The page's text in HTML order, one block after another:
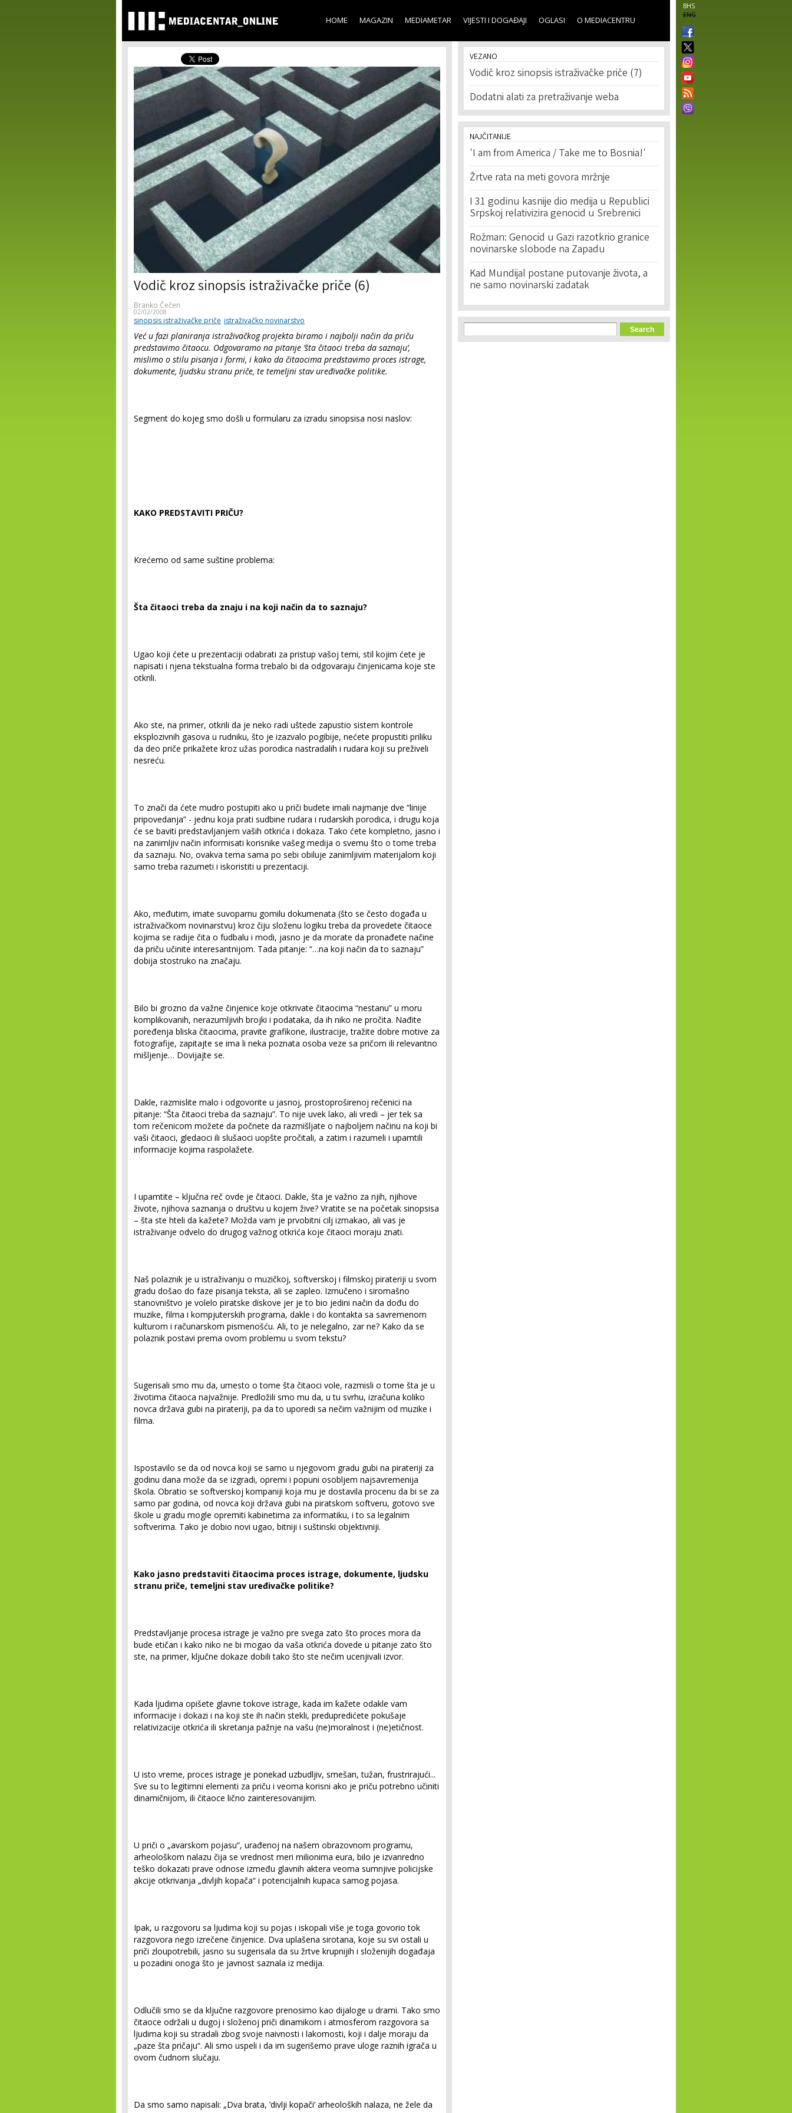
main
content
BHS
ENG
HOME MAGAZIN MEDIAMETAR VIJESTI I DOGAĐAJI OGLASI O MEDIACENTRU
Vodič kroz sinopsis istraživačke priče (6)
Branko Čečen
02/02/2008
sinopsis istraživačke priče istraživačko novinarstvo
Već u fazi planiranja istraživačkog projekta biramo i najbolji način da priču
predstavimo čitaocu. Odgovaramo na pitanje ’šta čitaoci treba da saznaju’,
mislimo o stilu pisanja i formi, i kako da čitaocima predstavimo proces istrage,
dokumente, ljudsku stranu priče, te temeljni stav uređivačke politike.
Segment do kojeg smo došli u formularu za izradu sinopsisa nosi naslov:
KAKO PREDSTAVITI PRIČU?
Krećemo od same suštine problema:
Šta čitaoci treba da znaju i na koji način da to saznaju?
Ugao koji ćete u prezentaciji odabrati za pristup vašoj temi, stil kojim ćete je
napisati i njena tekstualna forma trebalo bi da odgovaraju činjenicama koje ste
otkrili.
Ako ste, na primer, otkrili da je neko radi uštede zapustio sistem kontrole
eksplozivnih gasova u rudniku, što je izazvalo pogibije, nećete propustiti priliku
da deo priče prikažete kroz užas porodica nastradalih i rudara koji su preživeli
nesreću.
To znači da ćete mudro postupiti ako u priči budete imali najmanje dve “linije
pripovedanja” - jednu koja prati sudbine rudara i rudarskih porodica, i drugu koja
će se baviti predstavljanjem vaših otkrića i dokaza. Tako ćete kompletno, jasno i
na zanimljiv način informisati korisnike vašeg medija o svemu što o tome treba
da saznaju. No, ovakva tema sama po sebi obiluje zanimljivim materijalom koji
samo treba razumeti i iskoristiti u prezentaciji.
Ako, međutim, imate suvoparnu gomilu dokumenata (što se često događa u
istraživačkom novinarstvu) kroz čiju složenu logiku treba da provedete čitaoce
kojima se radije čita o fudbalu i modi, jasno je da morate da pronađete načine
da priču učinite interesantnijom. Tada pitanje: “…na koji način da to saznaju”
dobija stostruko na značaju.
Bilo bi grozno da važne činjenice koje otkrivate čitaocima “nestanu” u moru
komplikovanih, nerazumljivih brojki i podataka, da ih niko ne pročita. Nađite
poređenja bliska čitaocima, pravite grafikone, ilustracije, tražite dobre motive za
fotografije, zapitajte se ima li neka poznata osoba veze sa pričom ili relevantno
mišljenje… Dovijajte se.
Dakle, razmislite malo i odgovorite u jasnoj, prostoproširenoj rečenici na
pitanje: “Šta čitaoci treba da saznaju”. To nije uvek lako, ali vredi – jer tek sa
tom rečenicom možete da počnete da razmišljate o najboljem načinu na koji bi
vaši čitaoci, gledaoci ili slušaoci uopšte pročitali, a zatim i razumeli i upamtili
informacije kojima raspolažete.
I upamtite – ključna reč ovde je čitaoci. Dakle, šta je važno za njih, njihove
živote, njihova saznanja o društvu u kojem žive? Vratite se na početak sinopsisa
– šta ste hteli da kažete? Možda vam je prvobitni cilj izmakao, ali vas je
istraživanje odvelo do drugog važnog otkrića koje čitaoci moraju znati.
Naš polaznik je u istraživanju o muzičkoj, softverskoj i filmskoj pirateriji u svom
gradu došao do faze pisanja teksta, ali se zapleo. Izmučeno i siromašno
stanovništvo je volelo piratske diskove jer je to bio jedini način da dođu do
muzike, filma i kompjuterskih programa, dakle i do kontakta sa savremenom
kulturom i računarskom pismenošću. Ali, to je nelegalno, zar ne? Kako da se
polaznik postavi prema ovom problemu u svom tekstu?
Sugerisali smo mu da, umesto o tome šta čitaoci vole, razmisli o tome šta je u
životima čitaoca najvažnije. Predložili smo mu da, u tu svrhu, izračuna koliko
novca država gubi na pirateriji, pa da to uporedi sa nečim važnijim od muzike i
filma.
Ispostavilo se da od novca koji se samo u njegovom gradu gubi na pirateriji za
godinu dana može da se izgradi, opremi i popuni osobljem najsavremenija
škola. Obratio se softverskoj kompaniji koja mu je dostavila procenu da bi se za
samo par godina, od novca koji država gubi na piratskom softveru, gotovo sve
škole u gradu mogle opremiti kabinetima za informatiku, i to sa legalnim
softverima. Tako je dobio novi ugao, bitniji i suštinski objektivniji.
Kako jasno predstaviti čitaocima proces istrage, dokumente, ljudsku
stranu priče, temeljni stav uređivačke politike?
Predstavljanje procesa istrage je važno pre svega zato što proces mora da
bude etičan i kako niko ne bi mogao da vaša otkrića dovede u pitanje zato što
ste, na primer, ključne dokaze dobili tako što ste nečim ucenjivali izvor.
Kada ljudima opišete glavne tokove istrage, kada im kažete odakle vam
informacije i dokazi i na koji ste ih način stekli, predupredićete pokušaje
relativizacije otkrića ili skretanja pažnje na vašu (ne)moralnost i (ne)etičnost.
U isto vreme, proces istrage je ponekad uzbudljiv, smešan, tužan, frustrirajući...
Sve su to legitimni elementi za priču i veoma korisni ako je priču potrebno učiniti
dinamičnijom, ili čitaoce lično zainteresovanijim.
U priči o „avarskom pojasu“, urađenoj na našem obrazovnom programu,
arheološkom nalazu čija se vrednost meri milionima eura, bilo je izvanredno
teško dokazati prave odnose između glavnih aktera veoma sumnjive policijske
akcije otkrivanja „divljih kopača“ i potencijalnih kupaca samog pojasa.
Ipak, u razgovoru sa ljudima koji su pojas i iskopali više je toga govorio tok
razgovora nego izrečene činjenice. Dva uplašena sirotana, koje su svi ostali u
priči zloupotrebili, jasno su sugerisala da su žrtve krupnijih i složenijih događaja
u pozadini onoga što je javnost saznala iz medija.
Odlučili smo se da ključne razgovore prenosimo kao dijaloge u drami. Tako smo
čitaoce održali u dugoj i složenoj priči dinamikom i atmosferom razgovora sa
ljudima koji su stradali zbog svoje naivnosti i lakomosti, koji i dalje moraju da
„paze šta pričaju“. Ali smo uspeli i da im sugerišemo prave uloge raznih igrača u
ovom čudnom slučaju.
Da smo samo napisali: „Dva brata, ’divlji kopači’ arheoloških nalaza, ne žele da
VEZANO
Vodič kroz sinopsis istraživačke priče (7)
Dodatni alati za pretraživanje weba
NAJČITANIJE
'I am from America / Take me to Bosnia!'
Žrtve rata na meti govora mržnje
I 31 godinu kasnije dio medija u Republici
Srpskoj relativizira genocid u Srebrenici
Rožman: Genocid u Gazi razotkrio granice
novinarske slobode na Zapadu
Kad Mundijal postane putovanje života, a
ne samo novinarski zadatak
Search form
Search